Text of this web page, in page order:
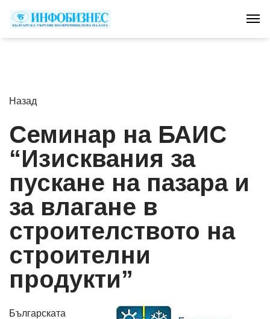
Назад
Семинар на БАИС
“Изисквания за
пускане на пазара и
за влагане в
строителството на
строителни
продукти”
Българската